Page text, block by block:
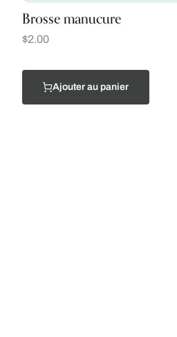
Brosse manucure
$2.00
Ajouter au panier